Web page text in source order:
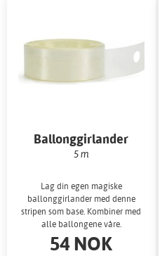
Ballonggirlander
5 m
Lag din egen magiske
ballonggirlander med denne
stripen som base. Kombiner med
alle ballongene våre.
54 NOK